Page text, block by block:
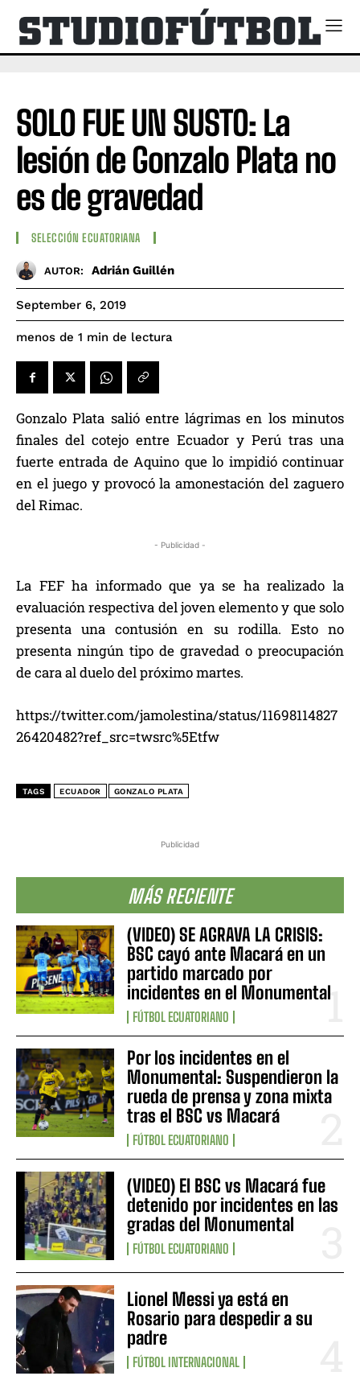
Publicidad
MÁS RECIENTE
(VIDEO) SE AGRAVA LA CRISIS:
BSC cayó ante Macará en un
partido marcado por
incidentes en el Monumental
FÚTBOL ECUATORIANO
Por los incidentes en el
Monumental: Suspendieron la
rueda de prensa y zona mixta
tras el BSC vs Macará
FÚTBOL ECUATORIANO
(VIDEO) El BSC vs Macará fue
detenido por incidentes en las
gradas del Monumental
FÚTBOL ECUATORIANO
Lionel Messi ya está en
Rosario para despedir a su
padre
FÚTBOL INTERNACIONAL
SOLO FUE UN SUSTO: La
lesión de Gonzalo Plata no
es de gravedad
SELECCIÓN ECUATORIANA
AUTOR: Adrián Guillén
September 6, 2019
menos de 1 min de lectura
Gonzalo Plata salió entre lágrimas en los minutos
finales del cotejo entre Ecuador y Perú tras una
fuerte entrada de Aquino que lo impidió continuar
en el juego y provocó la amonestación del zaguero
del Rimac.
- Publicidad -
La FEF ha informado que ya se ha realizado la
evaluación respectiva del joven elemento y que solo
presenta una contusión en su rodilla. Esto no
presenta ningún tipo de gravedad o preocupación
de cara al duelo del próximo martes.
https://twitter.com/jamolestina/status/11698114827
26420482?ref_src=twsrc%5Etfw
TAGS ECUADOR GONZALO PLATA